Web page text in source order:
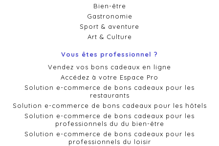
Bien-être
Gastronomie
Sport & aventure
Art & Culture
Vous êtes professionnel ?
Vendez vos bons cadeaux en ligne
Accédez à votre Espace Pro
Solution e-commerce de bons cadeaux pour les
restaurants
Solution e-commerce de bons cadeaux pour les hôtels
Solution e-commerce de bons cadeaux pour les
professionnels du du bien-être
Solution e-commerce de bons cadeaux pour les
professionnels du loisir